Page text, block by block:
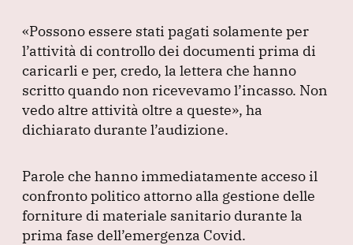
«Possono essere stati pagati solamente per
l’attività di controllo dei documenti prima di
caricarli e per, credo, la lettera che hanno
scritto quando non ricevevamo l’incasso. Non
vedo altre attività oltre a queste», ha
dichiarato durante l’audizione.
Parole che hanno immediatamente acceso il
confronto politico attorno alla gestione delle
forniture di materiale sanitario durante la
prima fase dell’emergenza Covid.